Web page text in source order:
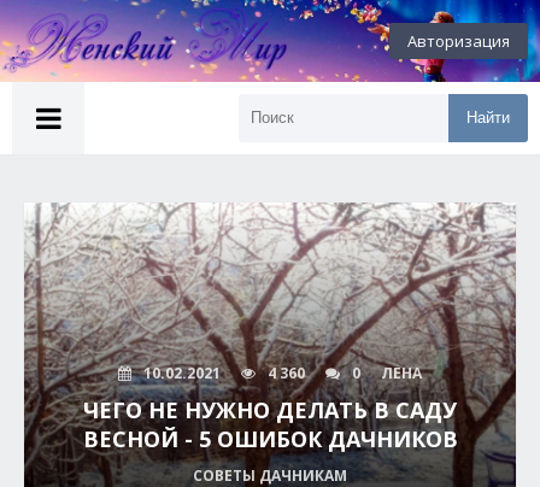
Авторизация
Найти
10.02.2021 4 360 0 ЛЕНА
ЧЕГО НЕ НУЖНО ДЕЛАТЬ В САДУ
ВЕСНОЙ - 5 ОШИБОК ДАЧНИКОВ
СОВЕТЫ ДАЧНИКАМ